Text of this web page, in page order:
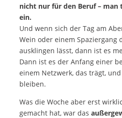
nicht nur für den Beruf –
ein.
Und wenn sich der Tag am
Wein oder einem Spaziergang
ausklingen lässt, dann ist es
Dann ist es der Anfang einer
einem Netzwerk, das trägt,
bleiben.
Was die Woche aber erst
gemacht hat, war das